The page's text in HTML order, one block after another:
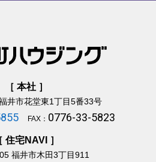
［ 本社 ］
井市花堂東1丁目5番33号
FAX： 0776-33-5823
住宅NAVI ］
福井市木田3丁目911